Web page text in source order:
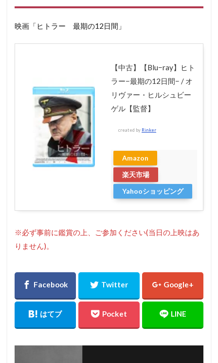
映画「ヒトラー 最期の12日間」
【中古】【Blu−ray】ヒト
ラー−最期の12日間− / オ
リヴァー・ヒルシュビー
ゲル【監督】
created by Rinker
Amazon
楽天市場
Yahooショッピング
※必ず事前に鑑賞の上、ご参加ください(当日の上映はあ
りません)。